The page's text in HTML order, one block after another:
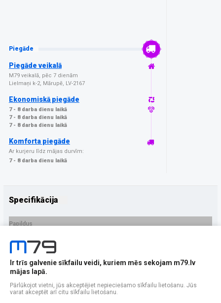
Piegāde
Piegāde veikalā
M79 veikalā, pēc 7 dienām
Lielmaņi k-2, Mārupē, LV-2167
Ekonomiskā piegāde
7 - 8 darba dienu laikā
7 - 8 darba dienu laikā
7 - 8 darba dienu laikā
Komforta piegāde
Ar kurjeru līdz mājas durvīm:
7 - 8 darba dienu laikā
Specifikācija
Papildus
Ražotājs
PRECES APRAKSTS
EAN - 5903108674164
Ir trīs galvenie sīkfailu veidi, kuriem mēs sekojam m79.lv
mājas lapā.
Pārlūkojot vietni, jūs akceptējiet nepieciešamo sīkfailu lietošanu. Jūs
varat akceptēt arī citu sīkfailu lietošanu.